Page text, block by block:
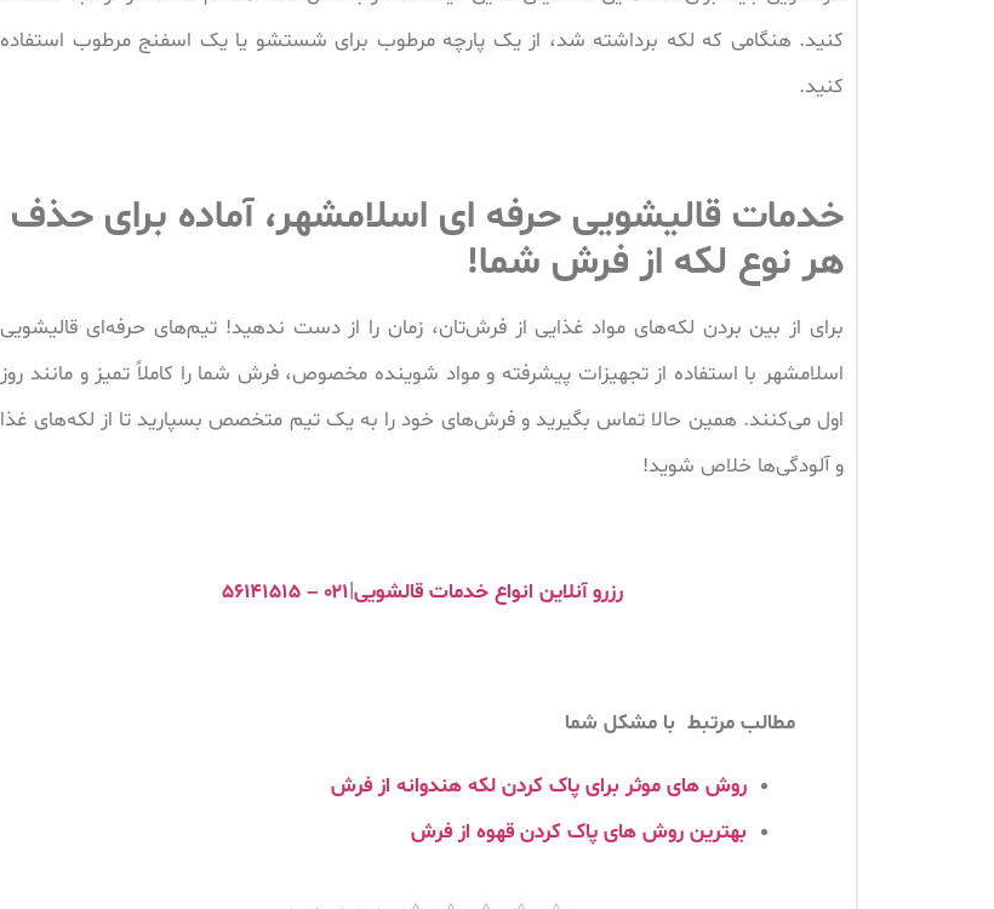
کنید. هنگامی که لکه برداشته شد، از یک پارچه مرطوب برای شستشو یا یک اسفنج مرطوب استفاده
کنید.
خدمات قالیشویی حرفه ای اسلامشهر، آماده برای حذف
هر نوع لکه از فرش شما!
برای از بین بردن لکه‌های مواد غذایی از فرش‌تان، زمان را از دست ندهید! تیم‌های حرفه‌ای قالیشویی
اسلامشهر با استفاده از تجهیزات پیشرفته و مواد شوینده مخصوص، فرش شما را کاملاً تمیز و مانند روز
اول می‌کنند. همین حالا تماس بگیرید و فرش‌های خود را به یک تیم متخصص بسپارید تا از لکه‌های غذا
و آلودگی‌ها خلاص شوید!
رزرو آنلاین انواع خدمات قالشویی|۰۲۱ – ۵۶۱۴۱۵۱۵
مطالب مرتبط با مشکل شما
روش های موثر برای پاک کردن لکه هندوانه از فرش
بهترین روش های پاک کردن قهوه از فرش